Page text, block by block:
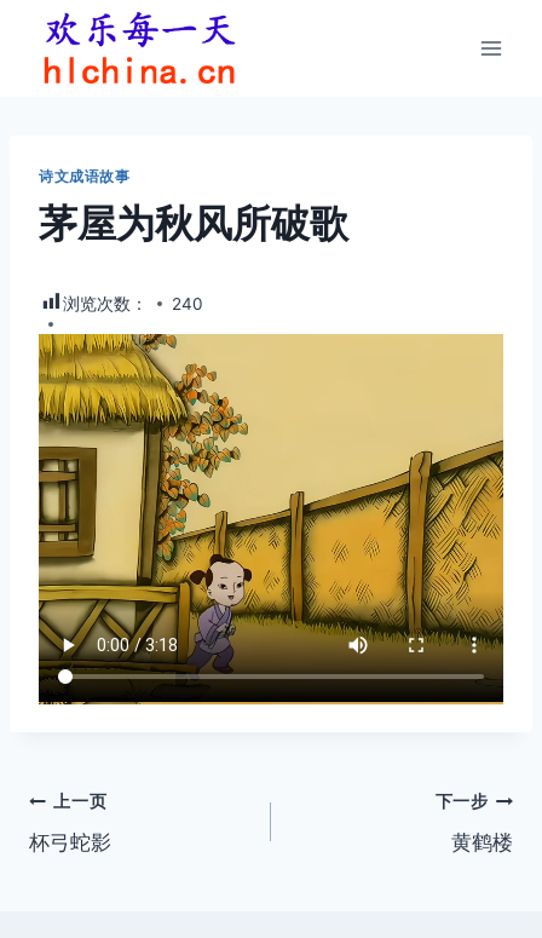
诗文成语故事
茅屋为秋风所破歌
浏览次数： 240
文
章
上一页
杯弓蛇影
下一步
黄鹤楼